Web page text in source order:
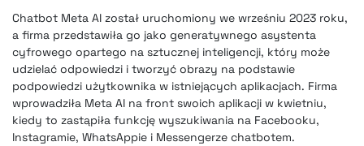
Chatbot Meta AI został uruchomiony we wrześniu 2023 roku,
a firma przedstawiła go jako generatywnego asystenta
cyfrowego opartego na sztucznej inteligencji, który może
udzielać odpowiedzi i tworzyć obrazy na podstawie
podpowiedzi użytkownika w istniejących aplikacjach. Firma
wprowadziła Meta AI na front swoich aplikacji w kwietniu,
kiedy to zastąpiła funkcję wyszukiwania na Facebooku,
Instagramie, WhatsAppie i Messengerze chatbotem.